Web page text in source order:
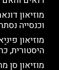
מוזיאון
וכנסייה
מוזיאון
היסטורית,
מוזיאון סן